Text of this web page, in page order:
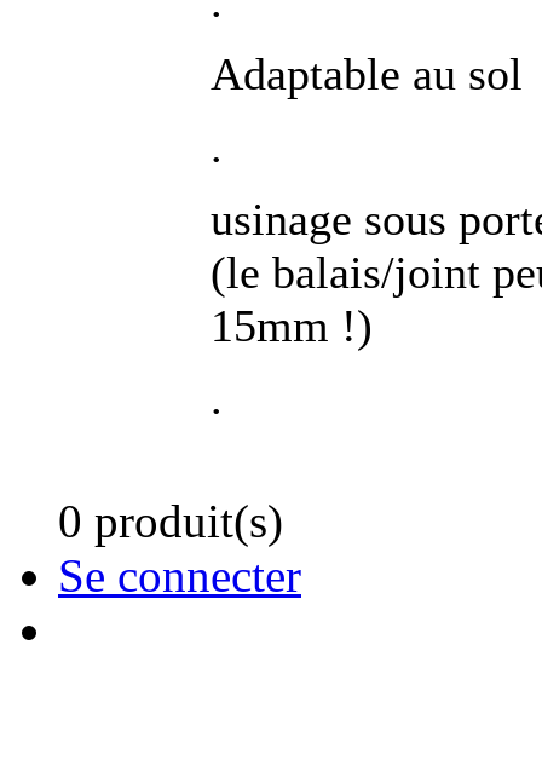
Adaptable au sol
.
usinage sous
(le balais/joint
15mm !)
.
0 produit(s)
Se connecter